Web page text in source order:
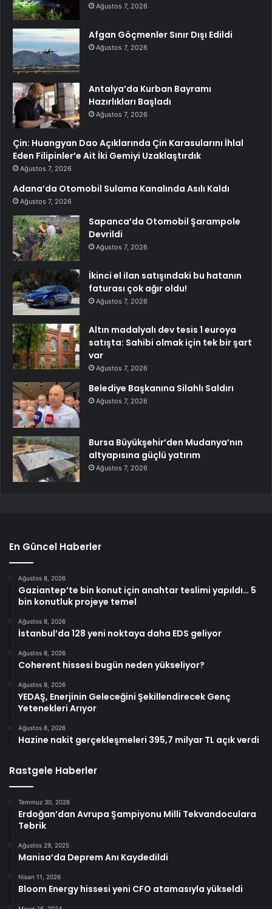
Ağustos 7, 2026
Afgan Göçmenler Sınır Dışı Edildi
Ağustos 7, 2026
Antalya’da Kurban Bayramı
Hazırlıkları Başladı
Ağustos 7, 2026
Çin: Huangyan Dao Açıklarında Çin Karasularını İhlal
Eden Filipinler’e Ait İki Gemiyi Uzaklaştırdık
Ağustos 7, 2026
Adana’da Otomobil Sulama Kanalında Asılı Kaldı
Ağustos 7, 2026
Sapanca’da Otomobil Şarampole
Devrildi
Ağustos 7, 2026
İkinci el ilan satışındaki bu hatanın
faturası çok ağır oldu!
Ağustos 7, 2026
Altın madalyalı dev tesis 1 euroya
satışta: Sahibi olmak için tek bir şart
var
Ağustos 7, 2026
Belediye Başkanına Silahlı Saldırı
Ağustos 7, 2026
Bursa Büyükşehir’den Mudanya’nın
altyapısına güçlü yatırım
Ağustos 7, 2026
En Güncel Haberler
Ağustos 8, 2026
Gaziantep’te bin konut için anahtar teslimi yapıldı… 5
bin konutluk projeye temel
Ağustos 8, 2026
İstanbul’da 128 yeni noktaya daha EDS geliyor
Ağustos 8, 2026
Coherent hissesi bugün neden yükseliyor?
Ağustos 8, 2026
YEDAŞ, Enerjinin Geleceğini Şekillendirecek Genç
Yetenekleri Arıyor
Ağustos 8, 2026
Hazine nakit gerçekleşmeleri 395,7 milyar TL açık verdi
Rastgele Haberler
Temmuz 30, 2026
Erdoğan’dan Avrupa Şampiyonu Milli Tekvandoculara
Tebrik
Ağustos 29, 2025
Manisa’da Deprem Anı Kaydedildi
Nisan 11, 2026
Bloom Energy hissesi yeni CFO atamasıyla yükseldi